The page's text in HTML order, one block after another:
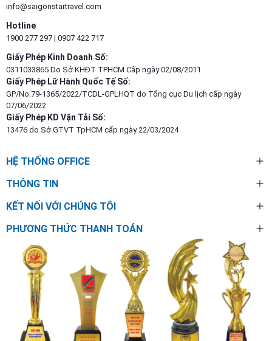
info@saigonstartravel.com
Hotline
1900 277 297 | 0907 422 717
Giấy Phép Kinh Doanh Số:
0311033865 Do Sở KHĐT TPHCM Cấp ngày 02/08/2011
Giấy Phép Lữ Hành Quốc Tế Số:
GP/No.79-1365/2022/TCDL-GPLHQT do Tổng cục Du lịch cấp ngày
07/06/2022
Giấy Phép KD Vận Tải Số:
13476 do Sở GTVT TpHCM cấp ngày 22/03/2024
HỆ THỐNG OFFICE
THÔNG TIN
KẾT NỐI VỚI CHÚNG TÔI
PHƯƠNG THỨC THANH TOÁN